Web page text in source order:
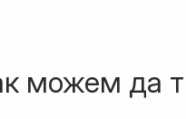
можем да